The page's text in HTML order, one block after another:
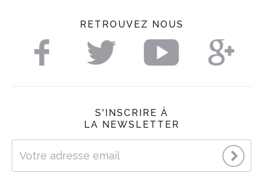
RETROUVEZ NOUS
S'INSCRIRE À
LA NEWSLETTER